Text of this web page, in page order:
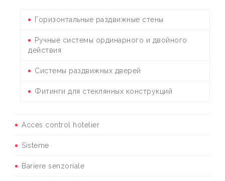
Горизонтальные раздвижные стены
Ручные системы ординарного и двойного
действия
Системы раздвижных дверей
Фитинги для стеклянных конструкций
Acces control hotelier
Sisteme
Bariere senzoriale